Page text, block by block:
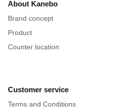
About Kanebo
Brand concept
Product
Counter location
Customer service
Terms and Conditions